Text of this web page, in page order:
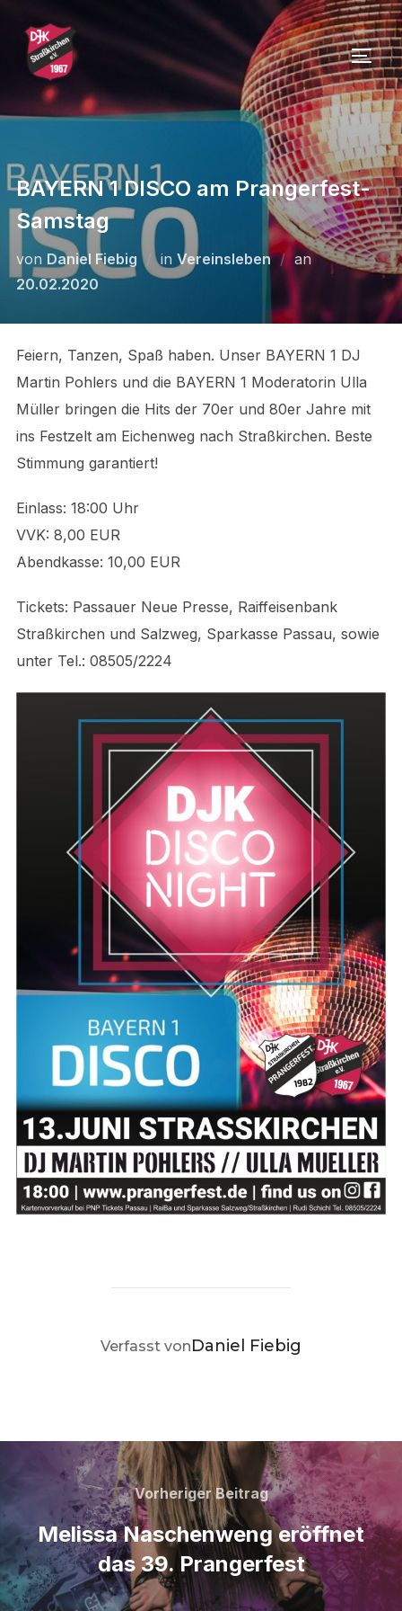
Inhalten
springen
BAYERN 1 DISCO am Prangerfest-
Samstag
von Daniel Fiebig in Vereinsleben anVeröffentlicht
20.02.2020
Feiern, Tanzen, Spaß haben. Unser BAYERN 1 DJ
Martin Pohlers und die BAYERN 1 Moderatorin Ulla
Müller bringen die Hits der 70er und 80er Jahre mit
ins Festzelt am Eichenweg nach Straßkirchen. Beste
Stimmung garantiert!
Einlass: 18:00 Uhr
VVK: 8,00 EUR
Abendkasse: 10,00 EUR
Tickets: Passauer Neue Presse, Raiffeisenbank
Straßkirchen und Salzweg, Sparkasse Passau, sowie
unter Tel.: 08505/2224
BEITRAGSAUTOR
Verfasst vonDaniel Fiebig
Beitragsnavigation
Vorheriger
Beitrag
Vorheriger Beitrag
Melissa Naschenweng eröffnet
das 39. Prangerfest